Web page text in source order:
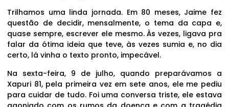
Trilhamos uma linda jornada. Em 80 meses, Jaime fez
questão de decidir, mensalmente, o tema da capa e,
quase sempre, escrever ele mesmo. Às vezes, ligava pra
falar da ótima ideia que teve, às vezes sumia e, no dia
certo, lá vinha o texto pronto, impecável.
Na sexta-feira, 9 de julho, quando preparávamos a
Xapuri 81, pela primeira vez em sete anos, ele me pediu
para cuidar de tudo. Foi uma conversa triste, ele estava